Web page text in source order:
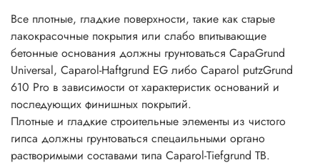
Все плотные, гладкие поверхности, такие как старые
лакокрасочные покрытия или слабо впитывающие
бетонные основания должны грунтоваться CapaGrund
Universal, Caparol-Haftgrund EG либо Caparol putzGrund
610 Pro в зависимости от характеристик оснований и
последующих финишных покрытий.
Плотные и гладкие строительные элементы из чистого
гипса должны грунтоваться спецаильными органо
растворимыми составами типа Caparol-Tiefgrund TB.